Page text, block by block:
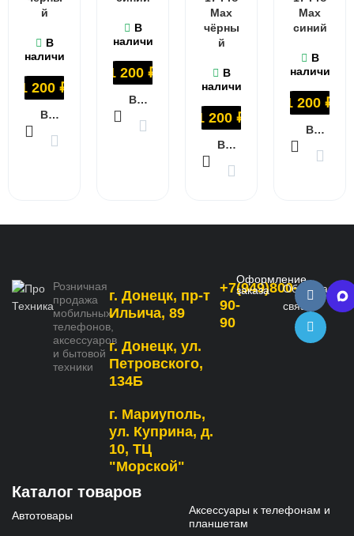
й
В
наличии
1 200 ₽
В КОРЗИНУ
В
наличии
1 200 ₽
В КОРЗИНУ
Max
чёрны
й
В
наличии
1 200 ₽
В КОРЗИНУ
Max
синий
В
наличии
1 200 ₽
В КОРЗИНУ
Розничная
продажа
мобильных
телефонов,
аксессуаров
и бытовой
техники
г. Донецк, пр-т
Ильича, 89
г. Донецк, ул.
Петровского,
134Б
г. Мариуполь,
ул. Куприна, д.
10, ТЦ
"Морской"
+7(949)800-
90-
90
Оформление
заказа
Обратная
связь
Каталог товаров
Автотовары
Аксессуары к телефонам и
планшетам